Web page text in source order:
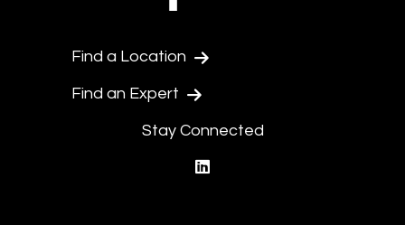
Find a Location
Find an Expert
Stay Connected